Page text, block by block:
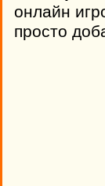
онлайн
просто